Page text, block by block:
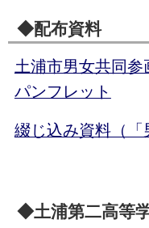
◆配布資料
土浦市男女共同
パンフレット
綴じ込み資料（「
◆土浦第二高等